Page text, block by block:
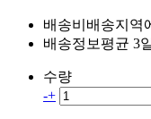
배송비 배송지역
배송정보평균 3
수량
-+